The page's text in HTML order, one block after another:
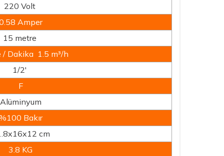
220 Volt
Amper
15 metre
/ Dakika 1.5 m³/h
1/2'
F
Alüminyum
Bakır
cm
3.8 KG